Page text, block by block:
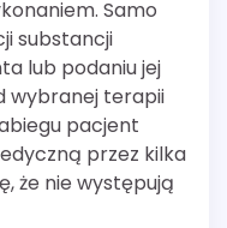
Samo
substancji
lub podaniu jej
wybranej terapii
pacjent
przez kilka
że nie występują